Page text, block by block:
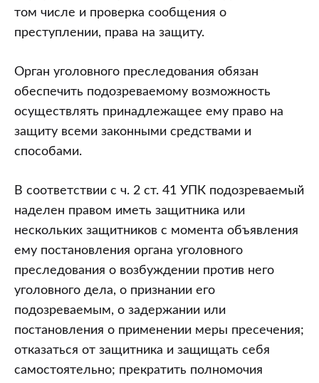
том числе и проверка сообщения о
преступлении, права на защиту.
Орган уголовного преследования обязан
обеспечить подозреваемому возможность
осуществлять принадлежащее ему право на
защиту всеми законными средствами и
способами.
В соответствии с ч. 2 ст. 41 УПК подозреваемый
наделен правом иметь защитника или
нескольких защитников с момента объявления
ему постановления органа уголовного
преследования о возбуждении против него
уголовного дела, о признании его
подозреваемым, о задержании или
постановления о применении меры пресечения;
отказаться от защитника и защищать себя
самостоятельно; прекратить полномочия